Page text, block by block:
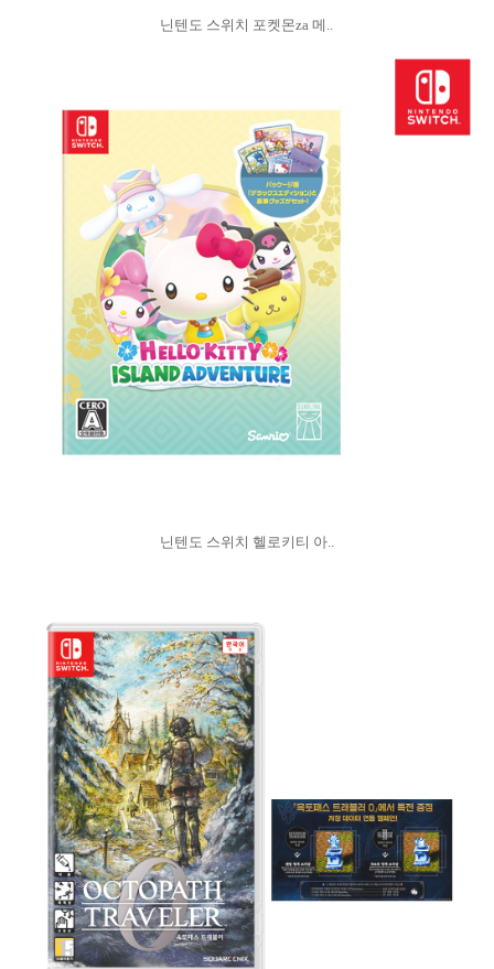
닌텐도 스위치 포켓몬za 메..
닌텐도 스위치 헬로키티 아..